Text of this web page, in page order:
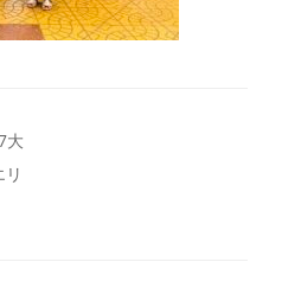
大